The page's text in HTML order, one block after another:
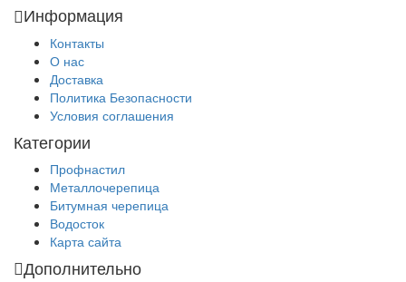
Информация
Контакты
О нас
Доставка
Политика Безопасности
Условия соглашения
Категории
Профнастил
Металлочерепица
Битумная черепица
Водосток
Карта сайта
Дополнительно